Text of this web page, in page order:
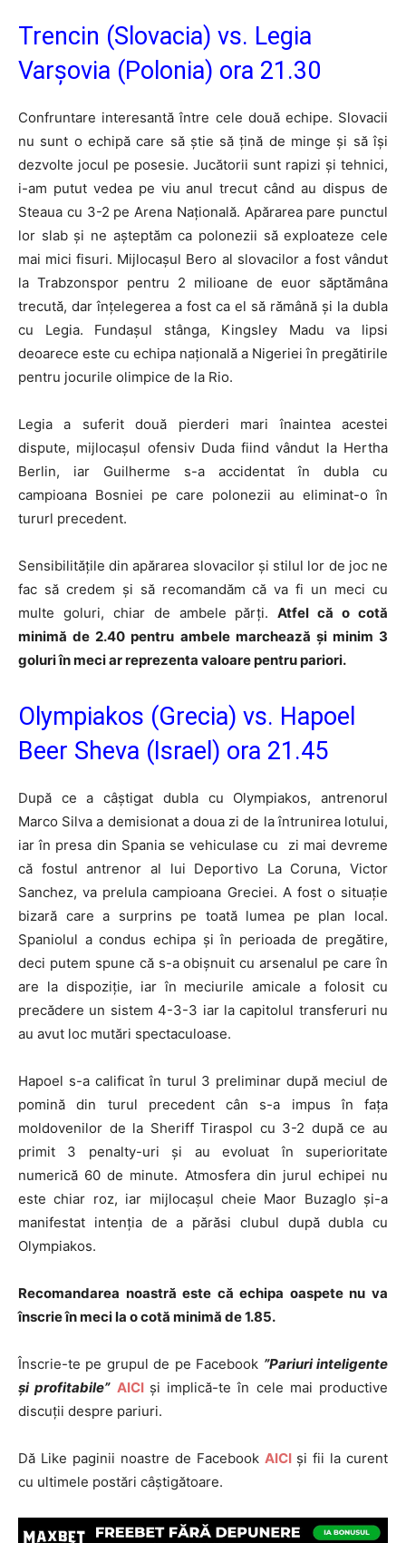
Trencin (Slovacia) vs. Legia
Varșovia (Polonia) ora 21.30
Confruntare interesantă între cele două echipe. Slovacii
nu sunt o echipă care să știe să țină de minge și să își
dezvolte jocul pe posesie. Jucătorii sunt rapizi și tehnici,
i-am putut vedea pe viu anul trecut când au dispus de
Steaua cu 3-2 pe Arena Națională. Apărarea pare punctul
lor slab și ne așteptăm ca polonezii să exploateze cele
mai mici fisuri. Mijlocașul Bero al slovacilor a fost vândut
la Trabzonspor pentru 2 milioane de euor săptămâna
trecută, dar înțelegerea a fost ca el să rămână și la dubla
cu Legia. Fundașul stânga, Kingsley Madu va lipsi
deoarece este cu echipa națională a Nigeriei în pregătirile
pentru jocurile olimpice de la Rio.
Legia a suferit două pierderi mari înaintea acestei
dispute, mijlocașul ofensiv Duda fiind vândut la Hertha
Berlin, iar Guilherme s-a accidentat în dubla cu
campioana Bosniei pe care polonezii au eliminat-o în
tururl precedent.
Sensibilitățile din apărarea slovacilor și stilul lor de joc ne
fac să credem și să recomandăm că va fi un meci cu
multe goluri, chiar de ambele părți.Atfel că o cotă
minimă de 2.40 pentru ambele marchează și minim 3
goluri în meci ar reprezenta valoare pentru pariori.
Olympiakos (Grecia) vs. Hapoel
Beer Sheva (Israel) ora 21.45
După ce a câștigat dubla cu Olympiakos, antrenorul
Marco Silva a demisionat a doua zi de la întrunirea lotului,
iar în presa din Spania se vehiculase cu zi mai devreme
că fostul antrenor al lui Deportivo La Coruna, Victor
Sanchez, va prelula campioana Greciei. A fost o situație
bizară care a surprins pe toată lumea pe plan local.
Spaniolul a condus echipa și în perioada de pregătire,
deci putem spune că s-a obișnuit cu arsenalul pe care în
are la dispoziție, iar în meciurile amicale a folosit cu
precădere un sistem 4-3-3 iar la capitolul transferuri nu
au avut loc mutări spectaculoase.
Hapoel s-a calificat în turul 3 preliminar după meciul de
pomină din turul precedent cân s-a impus în fața
moldovenilor de la Sheriff Tiraspol cu 3-2 după ce au
primit 3 penalty-uri și au evoluat în superioritate
numerică 60 de minute. Atmosfera din jurul echipei nu
este chiar roz, iar mijlocașul cheie Maor Buzaglo și-a
manifestat intenția de a părăsi clubul după dubla cu
Olympiakos.
Recomandarea noastră este că echipa oaspete nu va
înscrie în meci la o cotă minimă de 1.85.
Înscrie-te pe grupul de pe Facebook ”Pariuri inteligente
și profitabile” AICI și implică-te în cele mai productive
discuții despre pariuri.
Dă Like paginii noastre de Facebook AICI și fii la curent
cu ultimele postări câștigătoare.